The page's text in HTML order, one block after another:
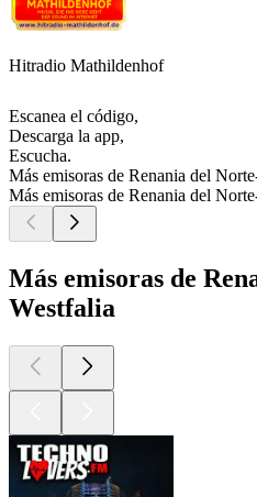
Hitradio Mathildenhof
Escanea el código,
Descarga la app,
Escucha.
Más emisoras de Renania del
Más emisoras de Renania del
Más emisoras de
Westfalia